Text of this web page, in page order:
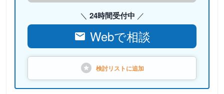
24時間受付中
Webで相談
検討リストに追加